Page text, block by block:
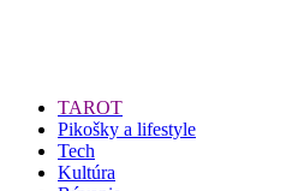
TAROT
Pikošky a lifestyle
Tech
Kultúra